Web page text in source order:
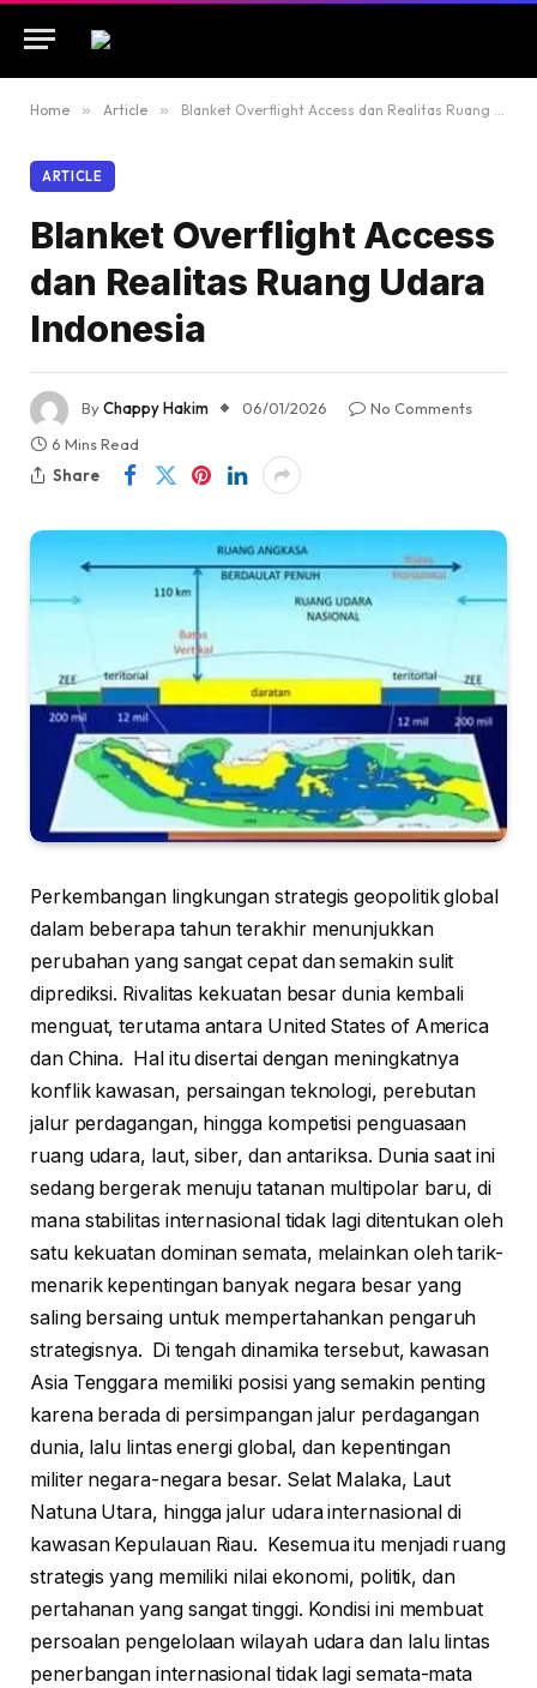
Home » Article » Blanket Overflight Access dan Realitas Ruang Udara Indonesia
ARTICLE
Blanket Overflight Access
dan Realitas Ruang Udara
Indonesia
ByChappy Hakim 06/01/2026
No Comments
6 Mins Read
Share
Perkembangan lingkungan strategis geopolitik global
dalam beberapa tahun terakhir menunjukkan
perubahan yang sangat cepat dan semakin sulit
diprediksi. Rivalitas kekuatan besar dunia kembali
menguat, terutama antara United States of America
dan China. Hal itu disertai dengan meningkatnya
konflik kawasan, persaingan teknologi, perebutan
jalur perdagangan, hingga kompetisi penguasaan
ruang udara, laut, siber, dan antariksa. Dunia saat ini
sedang bergerak menuju tatanan multipolar baru, di
mana stabilitas internasional tidak lagi ditentukan oleh
satu kekuatan dominan semata, melainkan oleh tarik-
menarik kepentingan banyak negara besar yang
saling bersaing untuk mempertahankan pengaruh
strategisnya. Di tengah dinamika tersebut, kawasan
Asia Tenggara memiliki posisi yang semakin penting
karena berada di persimpangan jalur perdagangan
dunia, lalu lintas energi global, dan kepentingan
militer negara-negara besar. Selat Malaka, Laut
Natuna Utara, hingga jalur udara internasional di
kawasan Kepulauan Riau. Kesemua itu menjadi ruang
strategis yang memiliki nilai ekonomi, politik, dan
pertahanan yang sangat tinggi. Kondisi ini membuat
persoalan pengelolaan wilayah udara dan lalu lintas
penerbangan internasional tidak lagi semata-mata